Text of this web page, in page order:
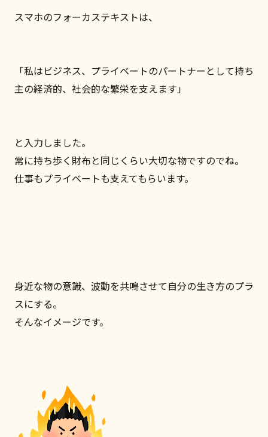
スマホのフォーカステキストは、
「私はビジネス、プライベートのパートナーとして持ち
主の経済的、社会的な繁栄を支えます」
と入力しました。
常に持ち歩く財布と同じくらい大切な物ですのでね。
仕事もプライベートも支えてもらいます。
身近な物の意識、波動を共鳴させて自分の生き方のプラ
スにする。
そんなイメージです。